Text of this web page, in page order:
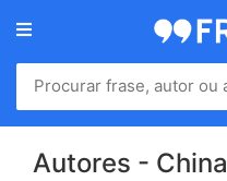
Menu
Home
Autores
Autores - China